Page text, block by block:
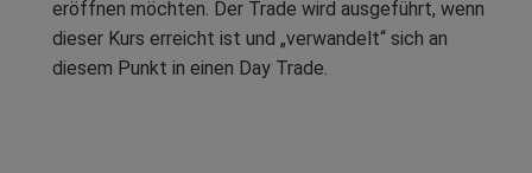
eröffnen möchten. Der Trade wird ausgeführt, wenn
dieser Kurs erreicht ist und „verwandelt“ sich an
diesem Punkt in einen Day Trade.